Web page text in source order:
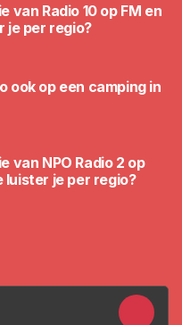
van Radio 10 op FM en
je per regio?
ook op een camping in
van NPO Radio 2 op
luister je per regio?